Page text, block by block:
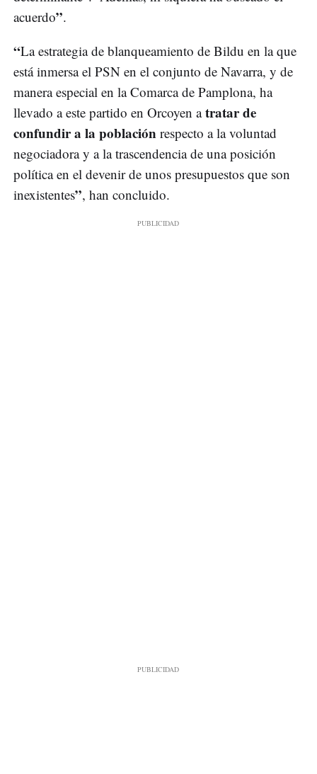
acuerdo”.
“La estrategia de blanqueamiento de Bildu en la que
está inmersa el PSN en el conjunto de Navarra, y de
manera especial en la Comarca de Pamplona, ha
llevado a este partido en Orcoyen atratar de
confundir a la población respecto a la voluntad
negociadora y a la trascendencia de una posición
política en el devenir de unos presupuestos que son
inexistentes”, han concluido.